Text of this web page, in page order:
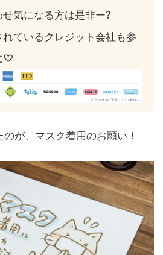
気になる方は是非ー?
ているクレジット会社も参
♡
が、マスク着用のお願い！